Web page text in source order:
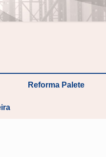
Reforma Palete